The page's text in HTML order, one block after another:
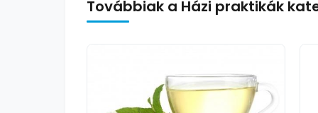
Továbbiak a Házi praktikák